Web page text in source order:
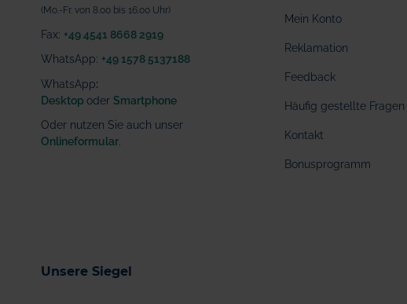
(Mo.-Fr. von 8.00 bis 16.00 Uhr)
Fax: +49 4541 8668 2919
WhatsApp: +49 1578 5137188
WhatsApp:
Desktop oder Smartphone
Oder nutzen Sie auch unser
Onlineformular
Mein Konto
Reklamation
Feedback
Häufig gestellte Fragen
Kontakt
Bonusprogramm
Unsere Siegel